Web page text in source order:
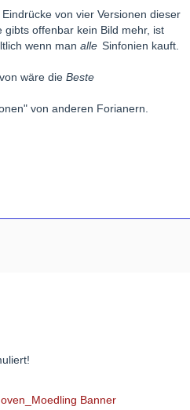
von vier Versionen dieser
gibts offenbar kein Bild mehr, ist
wenn man alle Sinfonien kauft.
wäre die Beste
von anderen Forianern.